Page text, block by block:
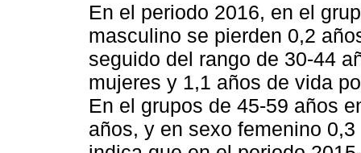
En el periodo 2016, en el
masculino se pierden 0,2
seguido del rango de 30-44
mujeres y 1,1 años de vida
En el grupos de 45-59 años
años, y en sexo femenino